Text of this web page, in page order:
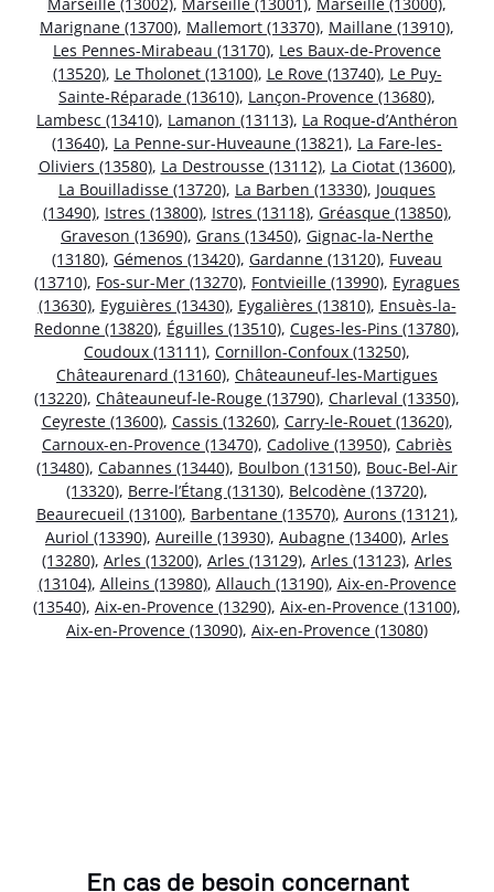
Marignane (13700), Mallemort (13370), Maillane (13910),
Les Pennes-Mirabeau (13170), Les Baux-de-Provence
(13520), Le Tholonet (13100), Le Rove (13740), Le Puy-
Sainte-Réparade (13610), Lançon-Provence (13680),
Lambesc (13410), Lamanon (13113), La Roque-d’Anthéron
(13640), La Penne-sur-Huveaune (13821), La Fare-les-
Oliviers (13580), La Destrousse (13112), La Ciotat (13600),
La Bouilladisse (13720), La Barben (13330), Jouques
(13490), Istres (13800), Istres (13118), Gréasque (13850),
Graveson (13690), Grans (13450), Gignac-la-Nerthe
(13180), Gémenos (13420), Gardanne (13120), Fuveau
(13710), Fos-sur-Mer (13270), Fontvieille (13990), Eyragues
(13630), Eyguières (13430), Eygalières (13810), Ensuès-la-
Redonne (13820), Éguilles (13510), Cuges-les-Pins (13780),
Coudoux (13111), Cornillon-Confoux (13250),
Châteaurenard (13160), Châteauneuf-les-Martigues
(13220), Châteauneuf-le-Rouge (13790), Charleval (13350),
Ceyreste (13600), Cassis (13260), Carry-le-Rouet (13620),
Carnoux-en-Provence (13470), Cadolive (13950), Cabriès
(13480), Cabannes (13440), Boulbon (13150), Bouc-Bel-Air
(13320), Berre-l’Étang (13130), Belcodène (13720),
Beaurecueil (13100), Barbentane (13570), Aurons (13121),
Auriol (13390), Aureille (13930), Aubagne (13400), Arles
(13280), Arles (13200), Arles (13129), Arles (13123), Arles
(13104), Alleins (13980), Allauch (13190), Aix-en-Provence
(13540), Aix-en-Provence (13290), Aix-en-Provence (13100),
Aix-en-Provence (13090), Aix-en-Provence (13080)
En cas de besoin concernant